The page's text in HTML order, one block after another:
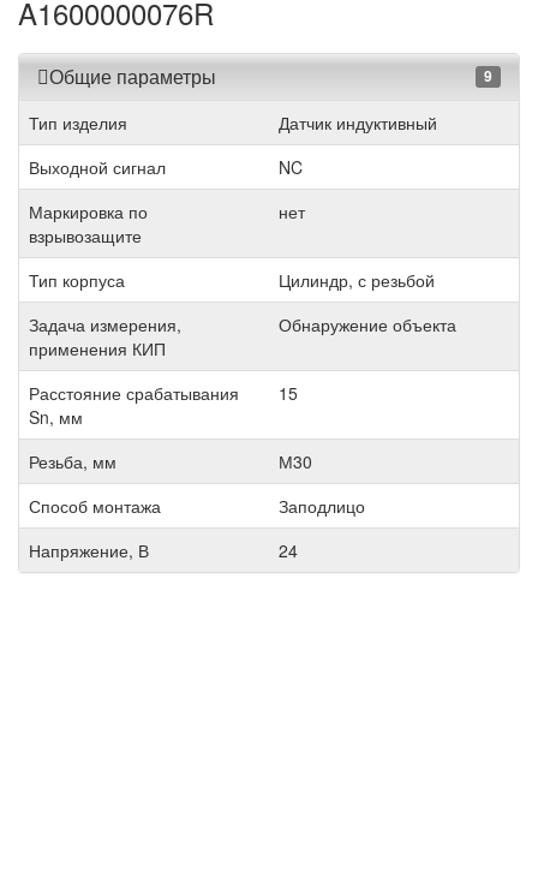
A1600000076R
Общие параметры 9
Тип изделия
Датчик индуктивный
Выходной сигнал
NC
Маркировка по
взрывозащите
нет
Тип корпуса
Цилиндр, с резьбой
Задача измерения,
применения КИП
Обнаружение объекта
Расстояние срабатывания
Sn, мм
15
Резьба, мм
М30
Способ монтажа
Заподлицо
Напряжение, В
24